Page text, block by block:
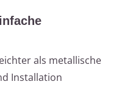
als metallische
Installation